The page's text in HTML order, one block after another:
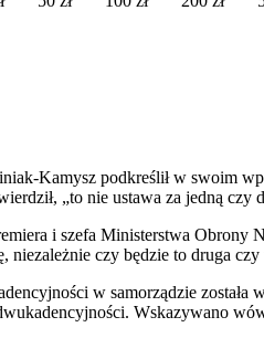
Kamysz podkreślił w swoim
„to nie ustawa za jedną
i szefa Ministerstwa Obrony
niezależnie czy będzie to druga czy
w samorządzie
Wskazywano